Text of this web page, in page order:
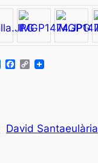
LinkedIn
Facebook
Copy
David Santaeulària